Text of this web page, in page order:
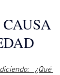
¿Qué